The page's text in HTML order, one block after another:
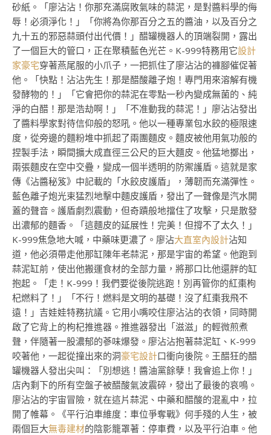
砂紙。「廖沾沾！你那充滿腐敗氣味的蒜泥，是對醬料學的侮
辱！必須淨化！」「你將為你那百分之五的醬油，以及百分之
九十五的邪惡蒜頭付出代價！」醋罐機器人的頂端裂開，露出
了一個巨大的管口，正在聚積藍色光芒。K-999特務用它設計
家豪宅穿著燕尾服的小爪子，一把抓住了廖沾沾的褲腳催促著
他。「快點！沾沾先生！那是醋酸離子炮！專門用來溶解有機
發酵物的！」「它會把你的蒜泥在零點一秒內變成無菌的、純
淨的白醋！那是浩劫啊！」「不准動我的蒜泥！」廖沾沾發出
了醬料學家對待信仰般的怒吼。他以一種專業包水餃的極限速
度，從旁邊的麵粉堆中抓起了兩團麵皮。麵皮被他用氣功般的
捏製手法，瞬間擴大成直徑三公尺的巨大麵皮。他猛地擲出，
兩張麵皮在空中交疊，變成一個半透明的防禦護盾。這就是家
傳《沾醬秘笈》中記載的「水餃皮護盾」，薄韌而充滿彈性。
藍色離子炮光束猛烈地擊中麵皮護盾，發出了一聲像是汽水開
蓋的聲音。護盾劇烈震動，但奇蹟般地擋住了攻擊，只是散發
出濃郁的麵香。「這麵皮的延展性！完美！但撐不了太久！」
K-999焦急地大喊，中藥味更濃了。廖沾大直室內設計沾知
道，他必須帶走他那缸陳年老蒜泥，那是宇宙的希望。他跑到
蒜泥缸前，使出他搬運食材的全部力量，將那口比他還胖的缸
抱起。「走！K-999！我們要從後院逃跑！別再管你的紅棗枸
杞燃料了！」「不行！燃料是文明的基礎！沒了紅棗我飛不
遠！」吉娃娃特務抗議。它用小嘴咬住廖沾沾的衣領，同時開
啟了它背上的枸杞推進器。推進器發出「滋滋」的輕微煎煮
聲，伴隨著一股濃郁的蔘味爆發。廖沾沾抱著蒜泥缸、K-999
咬著他，一起從撞出來的洞豪宅設計口衝向後院。王醋狂的醋
罐機器人發出尖叫：「別想逃！醬油黨餘孽！我會追上你！」
店內剩下的所有空盤子被醋酸氣波震碎，發出了最後的哀鳴。
廖沾沾的宇宙冒險，就在這片蒜泥、中藥和醋酸的混亂中，拉
開了帷幕。《平行泊車維度：車位爭奪戰》何手殘的人生，被
兩個巨大無毒建材的陰影籠罩著：停車費，以及平行泊車。他